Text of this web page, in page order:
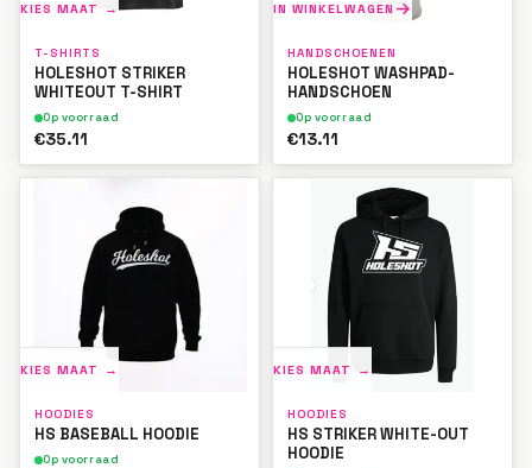
KIES MAAT →
T-SHIRTS
HOLESHOT STRIKER
WHITEOUT T-SHIRT
Op voorraad
€35.11
IN WINKELWAGEN
HANDSCHOENEN
HOLESHOT WASHPAD-
HANDSCHOEN
Op voorraad
€13.11
KIES MAAT →
HOODIES
HS BASEBALL HOODIE
Op voorraad
KIES MAAT →
HOODIES
HS STRIKER WHITE-OUT
HOODIE